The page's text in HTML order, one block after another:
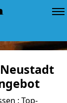
: Top-